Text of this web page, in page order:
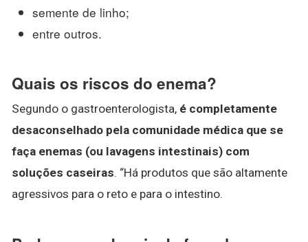
semente de linho;
entre outros.
Quais os riscos do enema?
Segundo o gastroenterologista, é completamente
desaconselhado pela comunidade médica que se
faça enemas (ou lavagens intestinais) com
soluções caseiras. “Há produtos que são altamente
agressivos para o reto e para o intestino.